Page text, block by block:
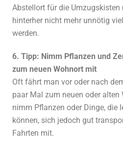
Abstellort für die Umzugskisten
hinterher nicht mehr unnötig
werden.
6. Tipp: Nimm Pflanzen und
zum neuen Wohnort mit
Oft fährt man vor oder nach
paar Mal zum neuen oder alten
nimm Pflanzen oder Dinge, die
können, sich jedoch gut
Fahrten mit.